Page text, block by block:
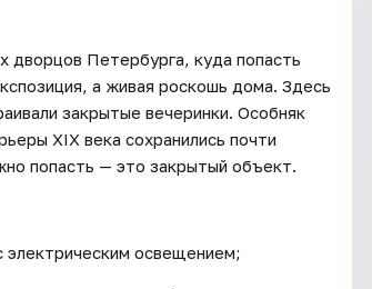
дворцов Петербурга, куда попасть
а живая роскошь дома. Здесь
закрытые вечеринки. Особняк
XIX века сохранились почти
попасть — это закрытый объект.
освещением;